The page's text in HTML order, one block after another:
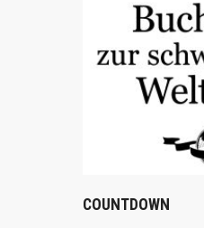
COUNTDOWN